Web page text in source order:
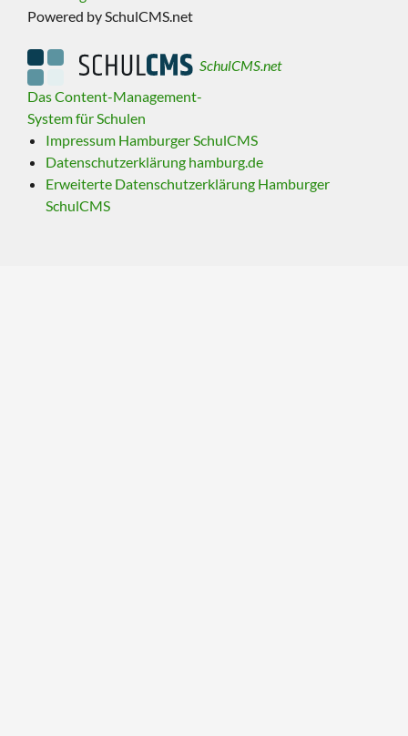
Powered by SchulCMS.net
SchulCMS.net
Das Content-Management-
System für Schulen
Impressum Hamburger SchulCMS
Datenschutzerklärung hamburg.de
Erweiterte Datenschutzerklärung Hamburger
SchulCMS